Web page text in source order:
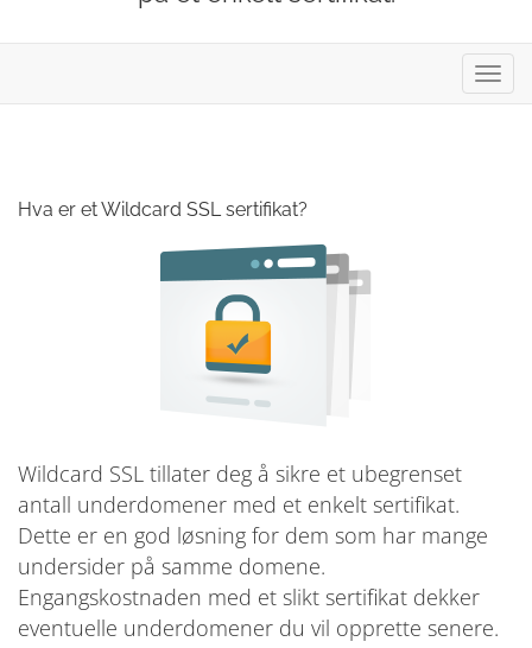
Bytt
Hva er et Wildcard SSL sertifikat?
Wildcard SSL tillater deg å sikre et ubegrenset
antall underdomener med et enkelt sertifikat.
Dette er en god løsning for dem som har mange
undersider på samme domene.
Engangskostnaden med et slikt sertifikat dekker
eventuelle underdomener du vil opprette senere.